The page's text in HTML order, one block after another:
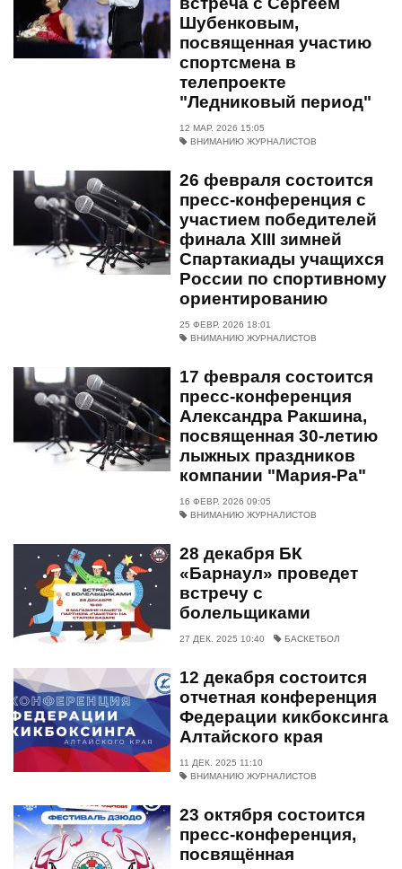
Шубенковым,
посвященная участию
спортсмена в
телепроекте
"Ледниковый период"
12 МАР. 2026 15:05
ВНИМАНИЮ ЖУРНАЛИСТОВ
26 февраля состоится
пресс-конференция с
участием победителей
финала XIII зимней
Спартакиады учащихся
России по спортивному
ориентированию
25 ФЕВР. 2026 18:01
ВНИМАНИЮ ЖУРНАЛИСТОВ
17 февраля состоится
пресс-конференция
Александра Ракшина,
посвященная 30-летию
лыжных праздников
компании "Мария-Ра"
16 ФЕВР. 2026 09:05
ВНИМАНИЮ ЖУРНАЛИСТОВ
28 декабря БК
«Барнаул» проведет
встречу с
болельщиками
27 ДЕК. 2025 10:40 БАСКЕТБОЛ
12 декабря состоится
отчетная конференция
Федерации кикбоксинга
Алтайского края
11 ДЕК. 2025 11:10
ВНИМАНИЮ ЖУРНАЛИСТОВ
23 октября состоится
пресс-конференция,
посвящённая